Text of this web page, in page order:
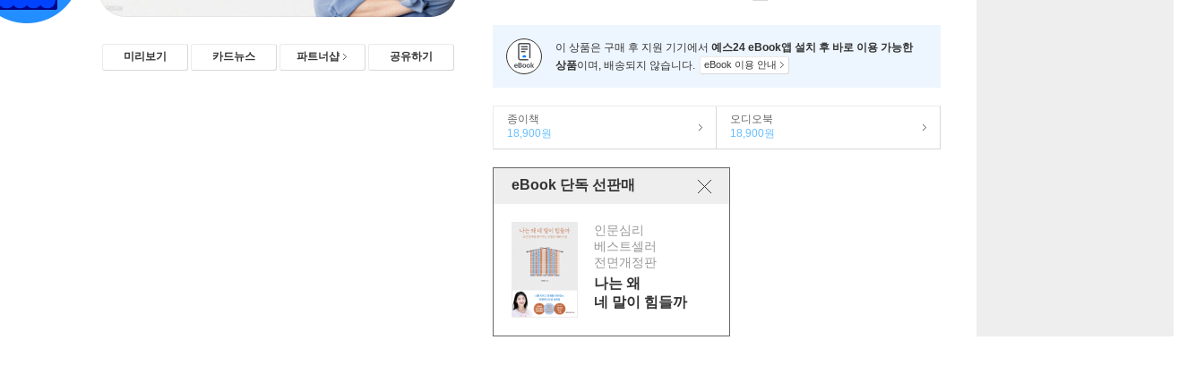
미리보기 카드뉴스 파트너샵 공유하기
이 상품은 구매 후 지원 기기에서 예스24 eBook앱 설치 후 바로 이용 가능한
상품이며, 배송되지 않습니다. eBook 이용 안내
종이책
18,900원
오디오북
18,900원
eBook 단독 선판매
인문심리
베스트셀러
전면개정판
나는 왜
네 말이 힘들까